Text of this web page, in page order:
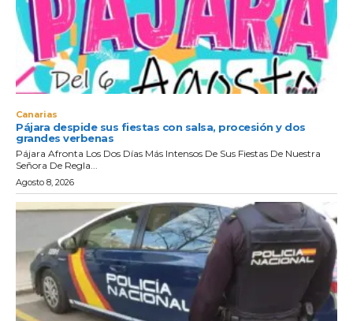
Canarias
Pájara despide sus fiestas con salsa, procesión y dos
grandes verbenas
Pájara Afronta Los Dos Días Más Intensos De Sus Fiestas De Nuestra
Señora De Regla...
Agosto 8, 2026